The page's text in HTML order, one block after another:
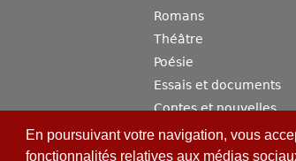
En poursuivant votre navigation, vous
fonctionnalités relatives aux médias
Romans
Théâtre
Poésie
Essais et documents
Contes et nouvelles
Dictionnaire
Sciences